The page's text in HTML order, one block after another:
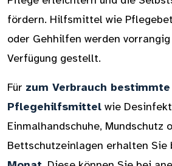
fördern. Hilfsmittel wie
oder Gehhilfen werden
Verfügung gestellt.
Für zum Verbrauch bestimmte
Pflegehilfsmittel wie
Einmalhandschuhe, Mundschutz
Bettschutzeinlagen erhalten Sie